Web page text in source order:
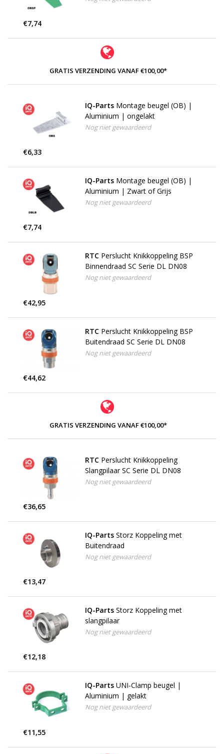
€7,74
GRATIS VERZENDING VANAF €100,00*
IQ-Parts Montage beugel (OB) |
Aluminium | ongelakt
Nog niet gewaardeerd
€6,33
IQ-Parts Montage beugel (OB) |
Aluminium | Zwart of Grijs
Nog niet gewaardeerd
€7,74
RTC Perslucht Knikkoppeling BSP
Binnendraad SC Serie DL DN08
Nog niet gewaardeerd
€42,95
RTC Perslucht Knikkoppeling BSP
Buitendraad SC Serie DL DN08
Nog niet gewaardeerd
€44,62
GRATIS VERZENDING VANAF €100,00*
RTC Perslucht Knikkoppeling
Slangpilaar SC Serie DL DN08
Nog niet gewaardeerd
€36,65
IQ-Parts Storz Koppeling met
Buitendraad
Nog niet gewaardeerd
€13,47
IQ-Parts Storz Koppeling met
slangpilaar
Nog niet gewaardeerd
€12,18
IQ-Parts UNI-Clamp beugel |
Aluminium | gelakt
Nog niet gewaardeerd
€11,55